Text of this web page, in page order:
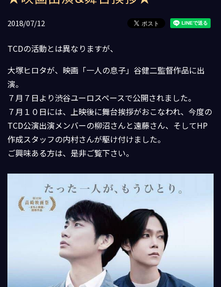
2018/07/12
TCDの活動とは異なりますが、
大塚ヒロタが、映画「一人の息子」谷健二監督作品に出
演。
７月７日より渋谷ユーロスペースで公開されました。
７月１０日には、上映後に舞台挨拶がおこなわれ、今度の
TCD公演出演メンバーの柳沼さんと遠藤さん、そしてHP
作成スタッフの内村さんが駆け付けました。
ご興味ある方は、是非ご覧下さい。